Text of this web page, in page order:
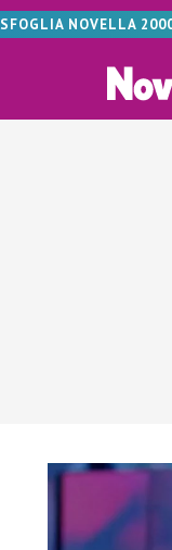
SFOGLIA NOVELLA